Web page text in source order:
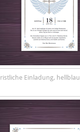
Einladung, hellblau